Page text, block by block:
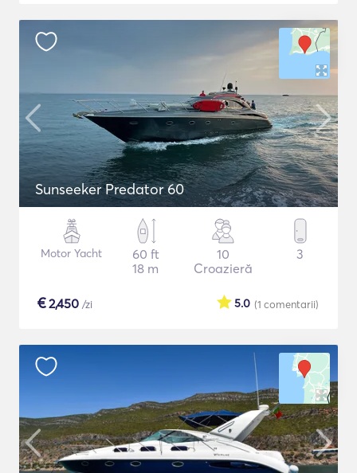
Sunseeker Predator 60
Motor Yacht
60 ft
18 m
10
Croazieră
3
€2,450 /zi (1 comentarii)
5.0